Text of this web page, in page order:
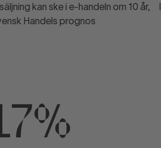
kan ske i e-handeln om 10 år,
Handels prognos